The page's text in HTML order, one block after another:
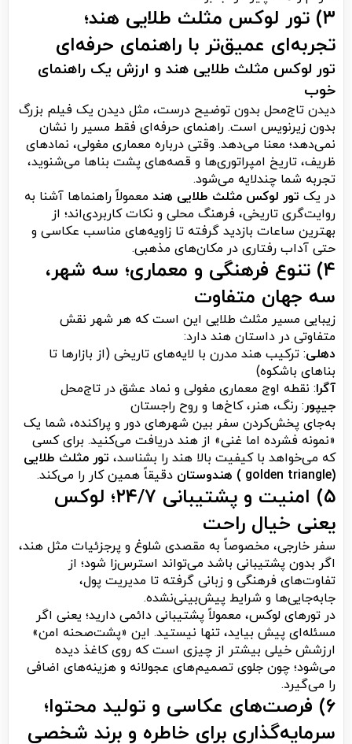
۳) تور لوکس مثلث طلایی هند؛
تجربه‌ای عمیق‌تر با راهنمای حرفه‌ای
تور لوکس مثلث طلایی هند و ارزش یک راهنمای
خوب
دیدن تاج‌محل بدون توضیح درست، مثل دیدن یک فیلم بزرگ
بدون زیرنویس است. راهنمای حرفه‌ای فقط مسیر را نشان
نمی‌دهد؛ معنا می‌دهد. وقتی درباره معماری مغولی، نمادهای
ظریف، تاریخ امپراتوری‌ها و قصه‌های پشت بناها می‌شنوید،
تجربه شما چندلایه می‌شود.
در یک تور لوکس مثلث طلایی هند معمولاً راهنماها آشنا به
روایت‌گری تاریخی، فرهنگ محلی و نکات کاربردی‌اند؛ از
بهترین ساعات بازدید گرفته تا زاویه‌های مناسب عکاسی و
حتی آداب رفتاری در مکان‌های مذهبی.
۴) تنوع فرهنگی و معماری؛ سه شهر،
سه جهان متفاوت
زیبایی مسیر مثلث طلایی این است که هر شهر نقش
متفاوتی در داستان هند دارد:
دهلی: ترکیب هند مدرن با لایه‌های تاریخی (از بازارها تا
بناهای باشکوه)
آگرا: نقطه اوج معماری مغولی و نماد عشق در تاج‌محل
جیپور: رنگ، هنر، کاخ‌ها و روح راجستان
به‌جای پخش‌کردن سفر بین شهرهای دور و پراکنده، شما یک
«نمونه فشرده اما غنی» از هند دریافت می‌کنید. برای کسی
که می‌خواهد با کیفیت بالا هند را بشناسد، تور مثلث طلایی
(golden triangle ) هندوستان
دقیقاً همین کار را می‌کند.
۵) امنیت و پشتیبانی ۲۴/۷؛ لوکس
یعنی خیال راحت
سفر خارجی، مخصوصاً به مقصدی شلوغ و پرجزئیات مثل هند،
اگر بدون پشتیبانی باشد می‌تواند استرس‌زا شود؛ از
تفاوت‌های فرهنگی و زبانی گرفته تا مدیریت پول،
جابه‌جایی‌ها و شرایط پیش‌بینی‌نشده.
در تورهای لوکس، معمولاً پشتیبانی دائمی دارید؛ یعنی اگر
مسئله‌ای پیش بیاید، تنها نیستید. این «پشت‌صحنه امن»
ارزشش خیلی بیشتر از چیزی است که روی کاغذ دیده
می‌شود؛ چون جلوی تصمیم‌های عجولانه و هزینه‌های اضافی
را می‌گیرد.
۶) فرصت‌های عکاسی و تولید محتوا؛
سرمایه‌گذاری برای خاطره و برند شخصی